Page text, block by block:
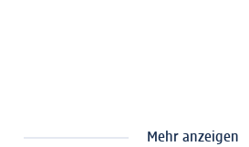
Mehr anzeigen